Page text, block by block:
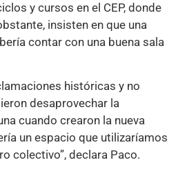
y cursos en el CEP, donde
insisten en que una
contar con una buena sala
históricas y no
desaprovechar la
cuando crearon la nueva
un espacio que utilizaríamos
colectivo”, declara Paco.